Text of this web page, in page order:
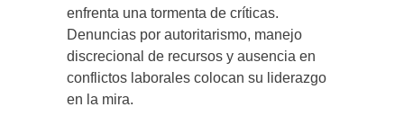
enfrenta una tormenta de críticas.
Denuncias por autoritarismo, manejo
discrecional de recursos y ausencia en
conflictos laborales colocan su liderazgo
en la mira.